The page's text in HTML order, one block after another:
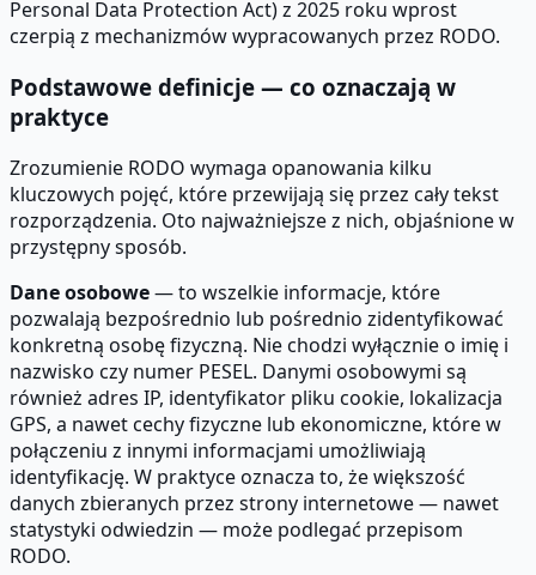
Personal Data Protection Act) z 2025 roku wprost
czerpią z mechanizmów wypracowanych przez RODO.
Podstawowe definicje — co oznaczają w
praktyce
Zrozumienie RODO wymaga opanowania kilku
kluczowych pojęć, które przewijają się przez cały tekst
rozporządzenia. Oto najważniejsze z nich, objaśnione w
przystępny sposób.
Dane osobowe— to wszelkie informacje, które
pozwalają bezpośrednio lub pośrednio zidentyfikować
konkretną osobę fizyczną. Nie chodzi wyłącznie o imię i
nazwisko czy numer PESEL. Danymi osobowymi są
również adres IP, identyfikator pliku cookie, lokalizacja
GPS, a nawet cechy fizyczne lub ekonomiczne, które w
połączeniu z innymi informacjami umożliwiają
identyfikację. W praktyce oznacza to, że większość
danych zbieranych przez strony internetowe — nawet
statystyki odwiedzin — może podlegać przepisom
RODO.